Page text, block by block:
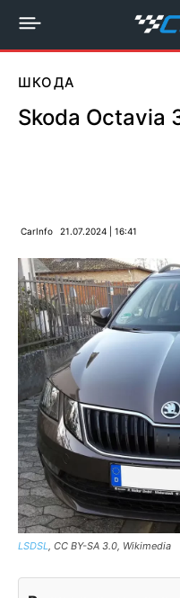
ШКОДА
Skoda Octavia
CarInfo 21.07.2024 | 16:41
LSDSL, CC BY-SA 3.0, Wikimedia